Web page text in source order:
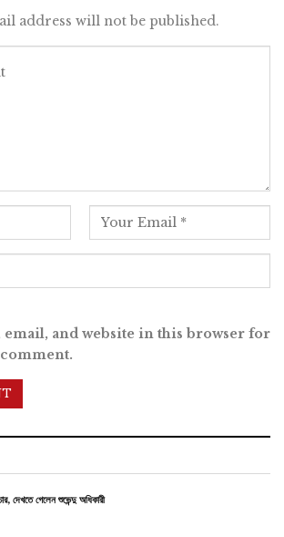
address will not be published.
email, and website in this browser for
দেখতে গেলেন শুভেন্দু অধিকারী